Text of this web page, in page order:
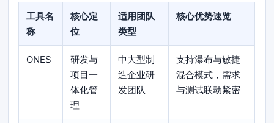
工具名
称
核心定
位
适用团队
类型
核心优势速览
ONES
研发与
项目一
体化管
理
中大型制
造企业研
发团队
支持瀑布与敏捷
混合模式，需求
与测试联动紧密